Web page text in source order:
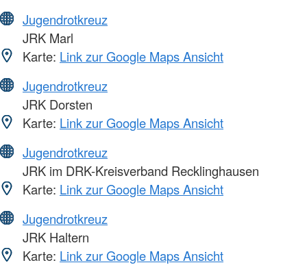
Jugendrotkreuz
JRK Marl
Karte: Link zur Google Maps Ansicht
Jugendrotkreuz
JRK Dorsten
Karte: Link zur Google Maps Ansicht
Jugendrotkreuz
JRK im DRK-Kreisverband Recklinghausen
Karte: Link zur Google Maps Ansicht
Jugendrotkreuz
JRK Haltern
Karte: Link zur Google Maps Ansicht